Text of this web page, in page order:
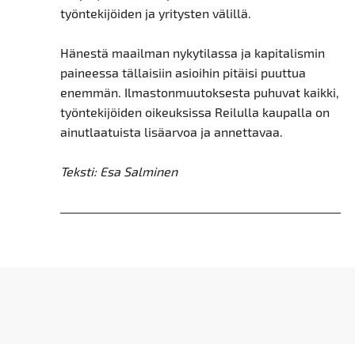
työntekijöiden ja yritysten välillä.
Hänestä maailman nykytilassa ja kapitalismin
paineessa tällaisiin asioihin pitäisi puuttua
enemmän. Ilmastonmuutoksesta puhuvat kaikki,
työntekijöiden oikeuksissa Reilulla kaupalla on
ainutlaatuista lisäarvoa ja annettavaa.
Teksti: Esa Salminen